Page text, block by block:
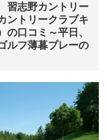
習志野カントリー
ントリークラブキ
の口コミ～平日、
ルフ薄暮プレーの